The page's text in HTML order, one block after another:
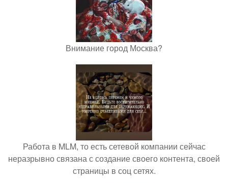
Внимание город Москва?
Работа в MLM, то есть сетевой компании сейчас
неразрывно связана с создание своего контента, своей
страницы в соц сетях.